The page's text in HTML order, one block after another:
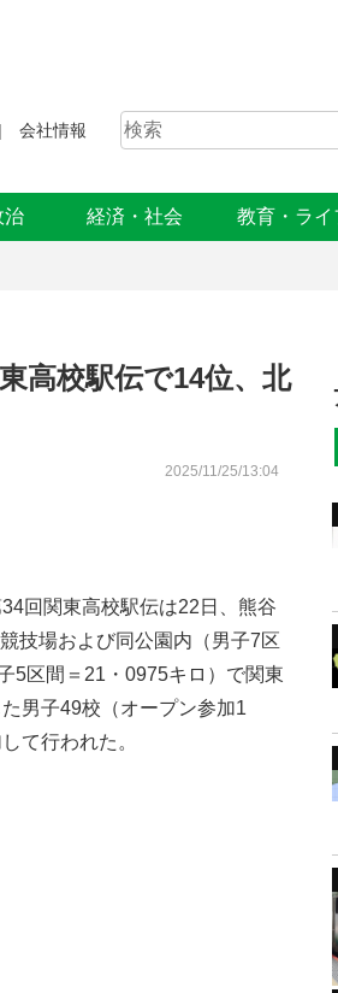
会社情報
治 経済・社会 教育・ライ
高校駅伝で14位、北
2025/11/25/13:04
回関東高校駅伝は22日、熊谷
技場および同公園内（男子7区
5区間＝21・0975キロ）で関東
男子49校（オープン参加1
て行われた。